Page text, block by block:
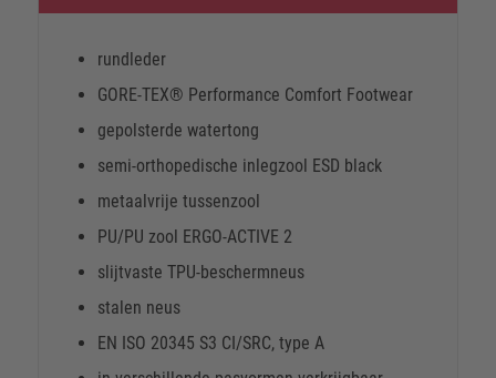
rundleder
GORE-TEX® Performance Comfort Footwear
gepolsterde watertong
semi-orthopedische inlegzool ESD black
metaalvrije tussenzool
PU/PU zool ERGO-ACTIVE 2
slijtvaste TPU-beschermneus
stalen neus
EN ISO 20345 S3 CI/SRC, type A